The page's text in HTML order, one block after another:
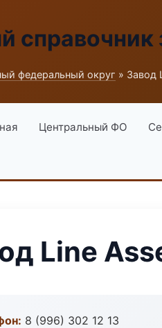
справочник
федеральный округ » Завод
Центральный ФО
Line
8 (996) 302 12 13